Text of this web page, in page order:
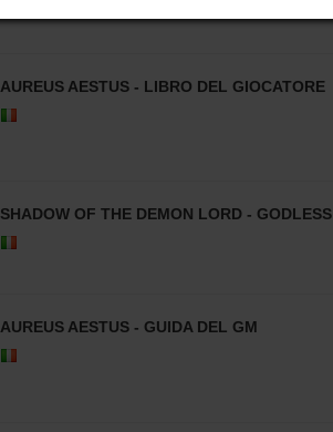
AUREUS AESTUS - LIBRO DEL GIOCATORE
SHADOW OF THE DEMON LORD - GODLESS
AUREUS AESTUS - GUIDA DEL GM